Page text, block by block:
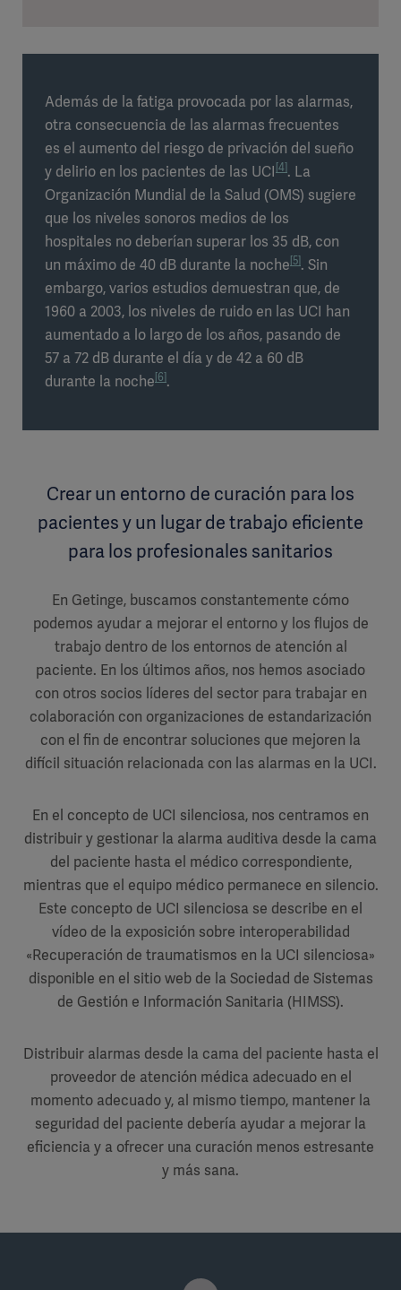
Además de la fatiga provocada por las alarmas,
otra consecuencia de las alarmas frecuentes
es el aumento del riesgo de privación del sueño
y delirio en los pacientes de las UCI[4]. La
Organización Mundial de la Salud (OMS) sugiere
que los niveles sonoros medios de los
hospitales no deberían superar los 35 dB, con
un máximo de 40 dB durante la noche[5]. Sin
embargo, varios estudios demuestran que, de
1960 a 2003, los niveles de ruido en las UCI han
aumentado a lo largo de los años, pasando de
57 a 72 dB durante el día y de 42 a 60 dB
durante la noche[6].
Crear un entorno de curación para los
pacientes y un lugar de trabajo eficiente
para los profesionales sanitarios
En Getinge, buscamos constantemente cómo
podemos ayudar a mejorar el entorno y los flujos de
trabajo dentro de los entornos de atención al
paciente. En los últimos años, nos hemos asociado
con otros socios líderes del sector para trabajar en
colaboración con organizaciones de estandarización
con el fin de encontrar soluciones que mejoren la
difícil situación relacionada con las alarmas en la UCI.
En el concepto de UCI silenciosa, nos centramos en
distribuir y gestionar la alarma auditiva desde la cama
del paciente hasta el médico correspondiente,
mientras que el equipo médico permanece en silencio.
Este concepto de UCI silenciosa se describe en el
vídeo de la exposición sobre interoperabilidad
«Recuperación de traumatismos en la UCI silenciosa»
disponible en el sitio web de la Sociedad de Sistemas
de Gestión e Información Sanitaria (HIMSS).
Distribuir alarmas desde la cama del paciente hasta el
proveedor de atención médica adecuado en el
momento adecuado y, al mismo tiempo, mantener la
seguridad del paciente debería ayudar a mejorar la
eficiencia y a ofrecer una curación menos estresante
y más sana.